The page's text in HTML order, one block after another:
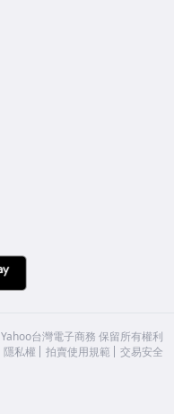
Yahoo台灣電子商務 保留所有權利
隱私權 拍賣使用規範 交易安全